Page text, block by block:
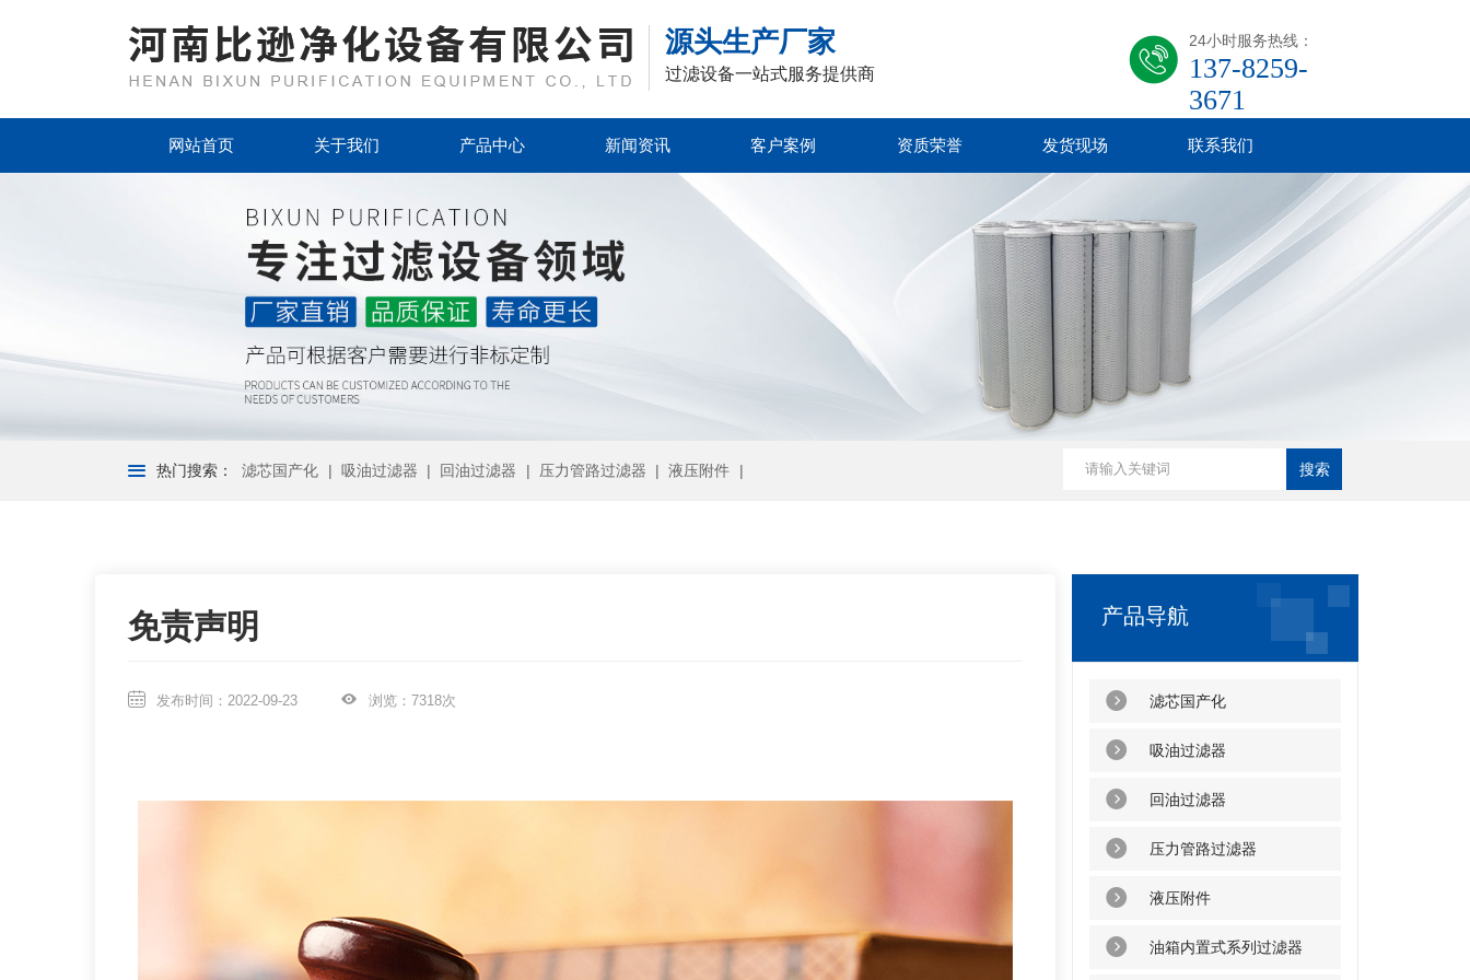
源头生产厂家
过滤设备一站式服务提供商
24小时服务热线：
137-8259-
3671
网站首页 关于我们 产品中心 新闻资讯 客户案例 资质荣誉 发货现场 联系我们
厂房设备
热门搜索： 滤芯国产化 | 吸油过滤器 | 回油过滤器 | 压力管路过滤器 | 液压附件 |
免责声明
发布时间：2022-09-23 浏览：7318次
产品导航
滤芯国产化
吸油过滤器
回油过滤器
压力管路过滤器
液压附件
油箱内置式系列过滤器